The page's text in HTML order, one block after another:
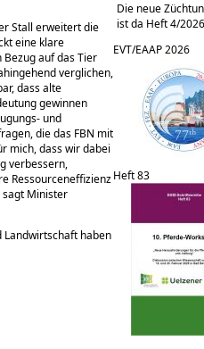
Stall erweitert die
eine klare
auf das Tier
verglichen,
dass alte
gewinnen
und
die das FBN mit
mich, dass wir dabei
verbessern,
Ressourceneffizienz
sagt Minister
haben
Die neue
ist da Heft 4/
EVT/EAAP 2026
Heft 83